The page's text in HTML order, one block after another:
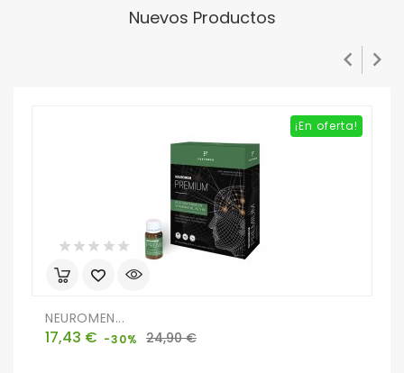
Nuevos Productos
¡En oferta!
NEUROMEN...
Precio
17,43 € -30%
Precio
24,90 €
 